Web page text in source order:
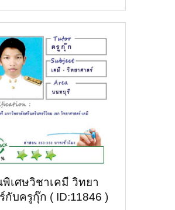
พิเศษวิชาเคมี วิทยา
กับครูกุ๊ก ( ID:11846 )